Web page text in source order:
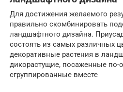
Для достижения желаемого
правильно скомбинировать
ландшафтного дизайна.
состоять из самых различных
декоративные растения в
дикорастущие, посаженные по-
сгруппированные вместе